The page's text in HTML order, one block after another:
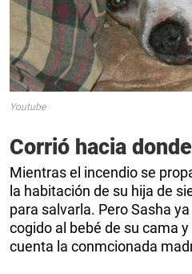
Youtube
Corrió hacia
Mientras el incendio se
la habitación de su hija de
para salvarla. Pero Sasha
cogido al bebé de su cama
cuenta la conmcionada